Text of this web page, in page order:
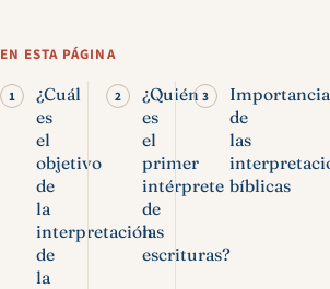
EN ESTA PÁGINA
¿Cuál
es
el
objetivo
de
la
interpretación
de
la
¿Quién
es
el
primer
intérprete
de
las
escrituras?
Importancia
de
las
bíblicas